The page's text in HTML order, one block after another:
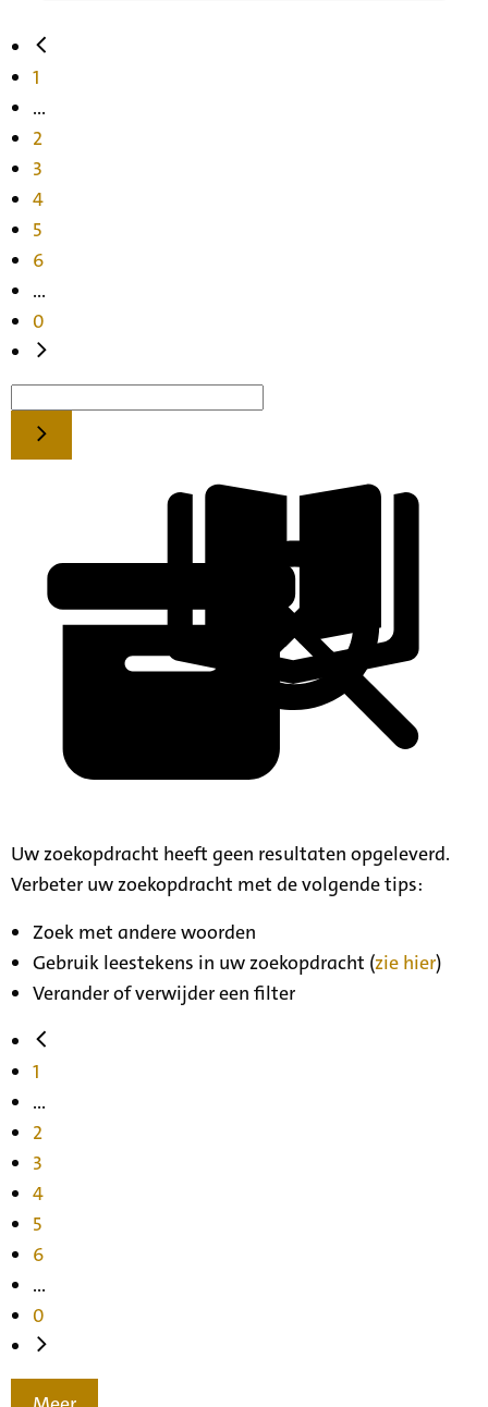
1
...
2
3
4
5
6
...
0
Uw zoekopdracht heeft geen resultaten opgeleverd.
Verbeter uw zoekopdracht met de volgende tips:
Zoek met andere woorden
Gebruik leestekens in uw zoekopdracht (zie hier)
Verander of verwijder een filter
1
...
2
3
4
5
6
...
0